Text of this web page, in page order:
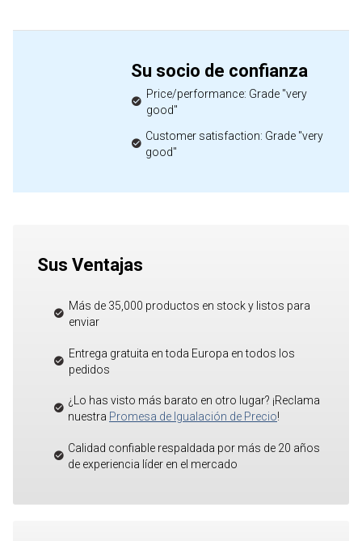
Su socio de confianza
Price/performance: Grade "very
good"
Customer satisfaction: Grade "very
good"
Sus Ventajas
Más de 35,000 productos en stock y listos para
enviar
Entrega gratuita en toda Europa en todos los
pedidos
¿Lo has visto más barato en otro lugar? ¡Reclama
nuestra Promesa de Igualación de Precio!
Calidad confiable respaldada por más de 20 años
de experiencia líder en el mercado